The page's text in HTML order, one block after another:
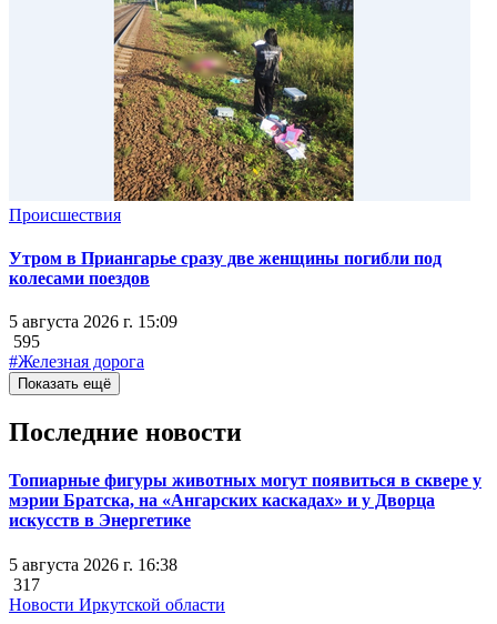
Происшествия
Утром в Приангарье сразу две женщины погибли под
колесами поездов
5 августа 2026 г. 15:09
595
#Железная дорога
Показать ещё
Последние новости
Топиарные фигуры животных могут появиться в сквере у
мэрии Братска, на «Ангарских каскадах» и у Дворца
искусств в Энергетике
5 августа 2026 г. 16:38
317
Новости Иркутской области